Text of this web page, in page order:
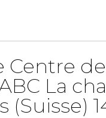
Centre de
La
(Suisse)